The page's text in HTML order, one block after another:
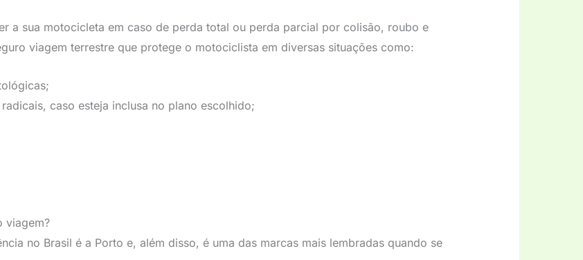
a sua motocicleta em caso de perda total ou perda parcial por colisão, roubo e
viagem terrestre que protege o motociclista em diversas situações como:
caso esteja inclusa no plano escolhido;
viagem?
no Brasil é a Porto e, além disso, é uma das marcas mais lembradas quando se